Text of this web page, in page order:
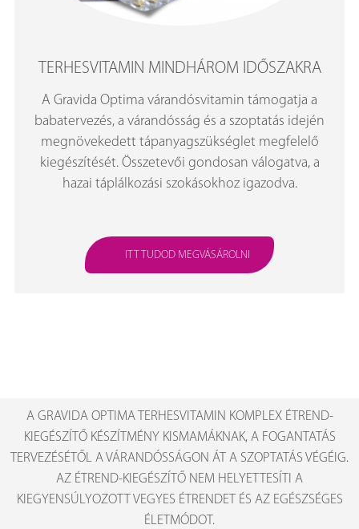
TERHESVITAMIN MINDHÁROM IDŐSZAKRA
A Gravida Optima várandósvitamin támogatja a
babatervezés, a várandósság és a szoptatás idején
megnövekedett tápanyagszükséglet megfelelő
kiegészítését. Összetevői gondosan válogatva, a
hazai táplálkozási szokásokhoz igazodva.
ITT TUDOD MEGVÁSÁROLNI
A GRAVIDA OPTIMA TERHESVITAMIN KOMPLEX ÉTREND-
KIEGÉSZÍTŐ KÉSZÍTMÉNY KISMAMÁKNAK, A FOGANTATÁS
TERVEZÉSÉTŐL A VÁRANDÓSSÁGON ÁT A SZOPTATÁS VÉGÉIG.
AZ ÉTREND-KIEGÉSZÍTŐ NEM HELYETTESÍTI A
KIEGYENSÚLYOZOTT VEGYES ÉTRENDET ÉS AZ EGÉSZSÉGES
ÉLETMÓDOT.